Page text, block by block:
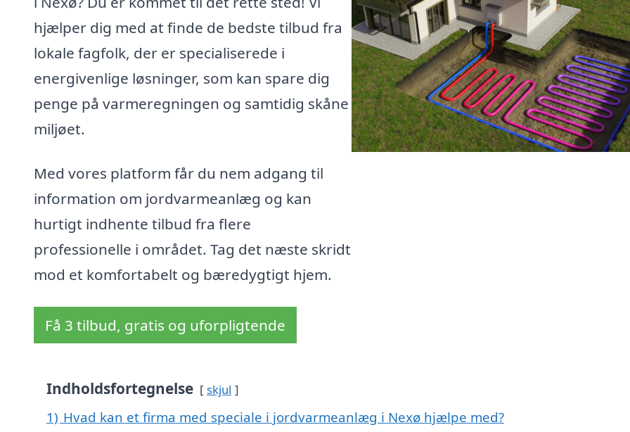
hjælper dig med at finde de bedste tilbud fra
lokale fagfolk, der er specialiserede i
energivenlige løsninger, som kan spare dig
penge på varmeregningen og samtidig skåne
miljøet.
Med vores platform får du nem adgang til
information om jordvarmeanlæg og kan
hurtigt indhente tilbud fra flere
professionelle i området. Tag det næste skridt
mod et komfortabelt og bæredygtigt hjem.
Få 3 tilbud, gratis og uforpligtende
Indholdsfortegnelse skjul
1) Hvad kan et firma med speciale i jordvarmeanlæg i Nexø hjælpe med?